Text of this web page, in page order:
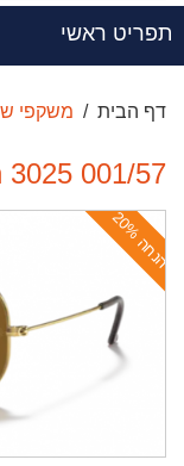
ראשי
דף הבית משקפי
3025 001/57
ה
נ
ח
ה
2
0